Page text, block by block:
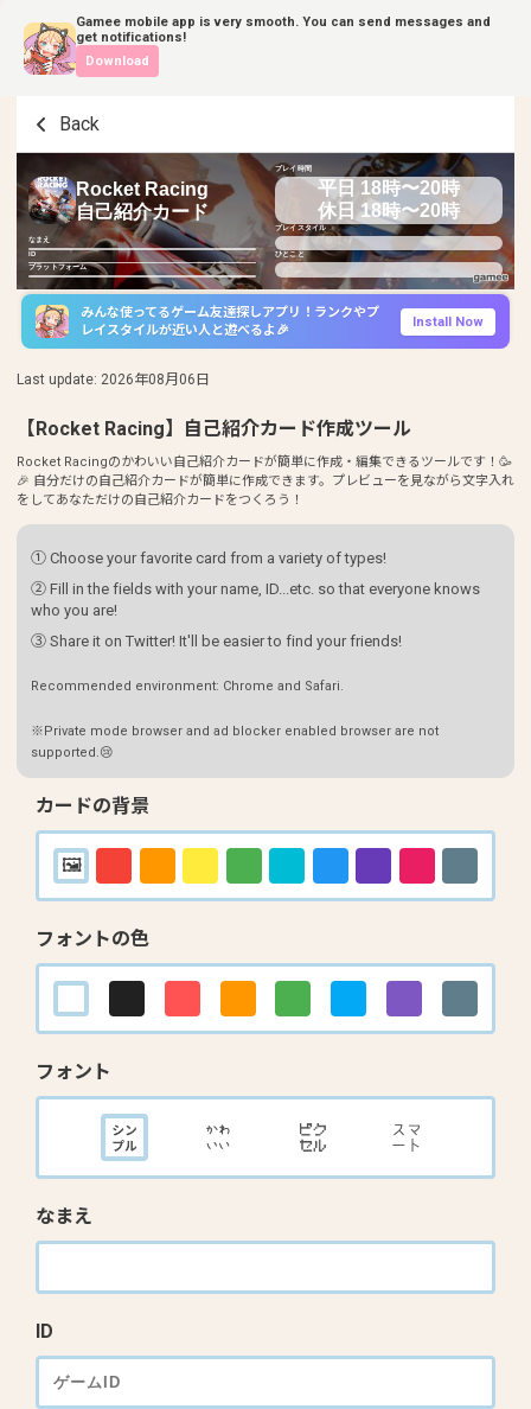
Gamee mobile app is very smooth. You can send messages and
get notifications!
Download
Back
Rocket Racing
自己紹介カード
なまえ
ID
プラットフォーム
プレイ時間
平日 18時〜20時
休日 18時〜20時
プレイスタイル
ひとこと
みんな使ってるゲーム友達探しアプリ！ランクやプ
レイスタイルが近い人と遊べるよ🎉
Install Now
Last update: 2026年08月06日
【Rocket Racing】自己紹介カード作成ツール
Rocket Racingのかわいい自己紹介カードが簡単に作成・編集できるツールです！🥳
🎉 自分だけの自己紹介カードが簡単に作成できます。プレビューを見ながら文字入れ
をしてあなただけの自己紹介カードをつくろう！
① Choose your favorite card from a variety of types!
② Fill in the fields with your name, ID...etc. so that everyone knows
who you are!
③ Share it on Twitter! It'll be easier to find your friends!
Recommended environment: Chrome and Safari.
※Private mode browser and ad blocker enabled browser are not
supported.😢
カードの背景
フォントの色
フォント
なまえ
ID